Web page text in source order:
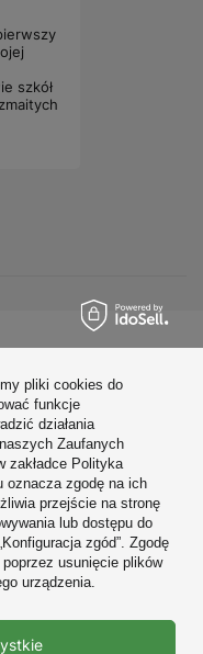
szkół
(z VAT).
pliki cookies do
funkcje
działania
Zaufanych
zakładce Polityka
oznacza zgodę na ich
przejście na stronę
lub dostępu do
zgód”. Zgodę
usunięcie plików
urządzenia.